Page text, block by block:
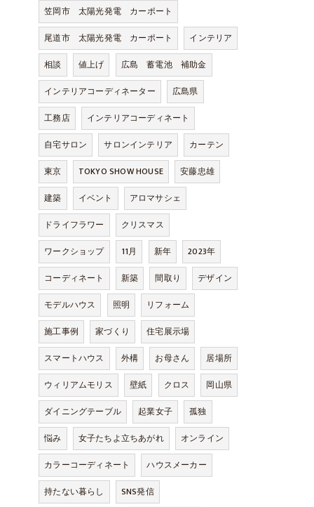
笠岡市 太陽光発電 カーポート
尾道市 太陽光発電 カーポート
インテリア
相談
値上げ
広島 蓄電池 補助金
インテリアコーディネーター
広島県
工務店
インテリアコーディネート
自宅サロン
サロンインテリア
カーテン
東京
TOKYO SHOW HOUSE
安藤忠雄
建築
イベント
アロマサシェ
ドライフラワー
クリスマス
ワークショップ
11月 新年
2023年
コーディネート
新築 間取り
デザイン
モデルハウス
照明
リフォーム
施工事例
家づくり
住宅展示場
スマートハウス
外構 お母さん
居場所
ウィリアムモリス
壁紙 クロス
岡山県
ダイニングテーブル
起業女子
孤独
悩み
女子たちよ立ちあがれ
オンライン
カラーコーディネート
ハウスメーカー
持たない暮らし
SNS発信